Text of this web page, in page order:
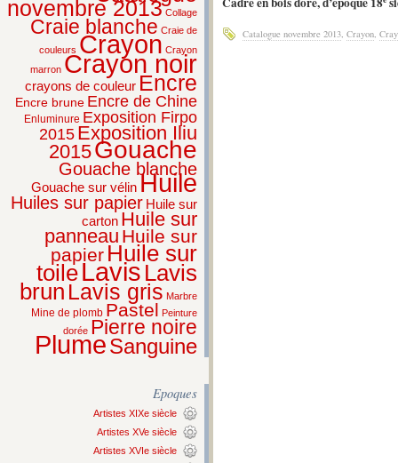
novembre 2013 Collage
Craie blanche Craie de
couleurs Crayon Crayon
marron Crayon noir
crayons de couleur Encre
Encre brune Encre de Chine
Enluminure Exposition Firpo
2015 Exposition Iliu
2015Gouache
Gouache blanche
Gouache sur vélinHuile
Huiles sur papier Huile sur
carton Huile sur
panneau Huile sur
papier Huile sur
toileLavis Lavis
brun Lavis gris Marbre
Mine de plomb Pastel Peinture
dorée Pierre noire
PlumeSanguine
Epoques
Artistes XIXe siècle
Artistes XVe siècle
Artistes XVIe siècle
Catalogue novembre 2013 Crayon